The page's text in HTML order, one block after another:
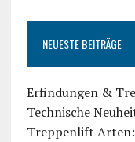
NEUESTE BEITRÄGE
Erfindungen &
Technische
Treppenlift Arten: